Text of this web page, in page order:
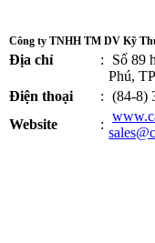
Công ty TNHH TM DV Kỹ
Địa chỉ :
Số 89
Phú,
Điện thoại
: (84-
Website
: